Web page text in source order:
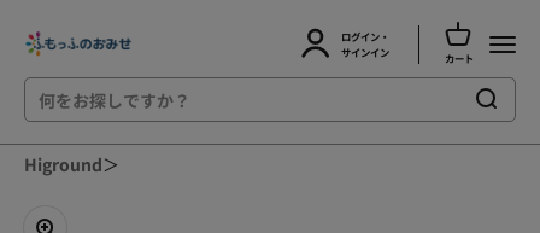
コンテンツへスキップ
ふもっふのおみせ
アカウントページに移動する
ログイン・
サインイン
カートを開
カート
メニ
Higround＞
ズームイン